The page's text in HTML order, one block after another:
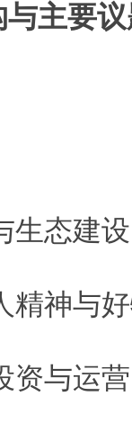
与主要
生态建
精神与
资与运